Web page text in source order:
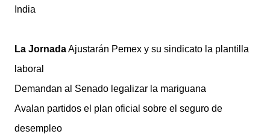
India
La JornadaAjustarán Pemex y su sindicato la plantilla
laboral
Demandan al Senado legalizar la mariguana
Avalan partidos el plan oficial sobre el seguro de
desempleo